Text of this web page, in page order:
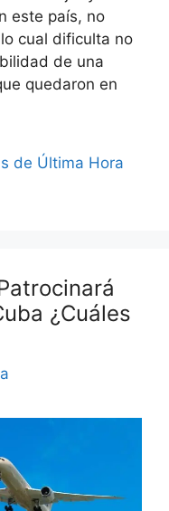
este país, no
cual dificulta no
de una
quedaron en
de Última Hora
¿Cuáles